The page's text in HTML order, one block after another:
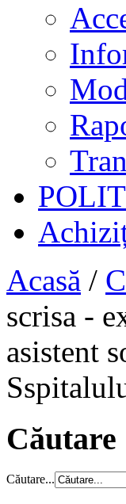
Acasă /
scrisa -
asistent
Căutare
Căutare...